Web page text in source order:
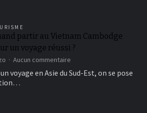
partir au Vietnam Cambodge
un voyage réussi ?
Aucun commentaire
partir
voyage en Asie du Sud-Est, on se pose